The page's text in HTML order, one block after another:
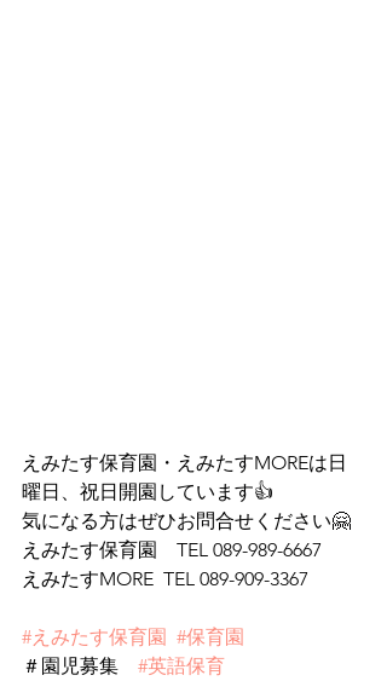
えみたす保育園・えみたすMOREは日
曜日、祝日開園しています👍
気になる方はぜひお問合せください🤗
えみたす保育園　TEL 089-989-6667
えみたすMORE  TEL 089-909-3367
#えみたす保育園 #保育園
＃園児募集 #英語保育